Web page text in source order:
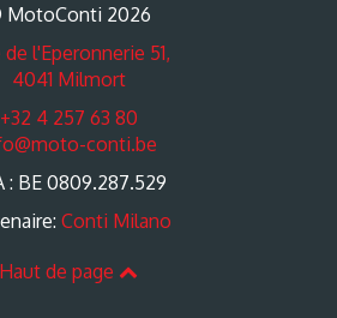
2026
de l'Eperonnerie 51,
4041 Milmort
+32 4 257 63 80
conti.be
: BE 0809.287.529
Conti Milano
Haut de page